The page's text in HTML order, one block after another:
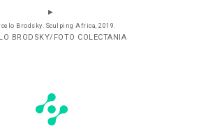
Brodsky. Sculping Africa, 2019.
BRODSKY/FOTO COLECTANIA